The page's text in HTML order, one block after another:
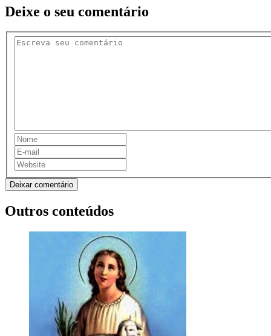
Deixe o seu comentário
Deixar comentário
Outros conteúdos